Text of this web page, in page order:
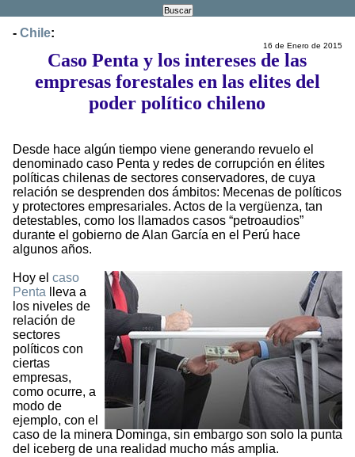
- Chile:
16 de Enero de 2015
Caso Penta y los intereses de las
empresas forestales en las elites del
poder político chileno
Desde hace algún tiempo viene generando revuelo el
denominado caso Penta y redes de corrupción en élites
políticas chilenas de sectores conservadores, de cuya
relación se desprenden dos ámbitos: Mecenas de políticos
y protectores empresariales. Actos de la vergüenza, tan
detestables, como los llamados casos “petroaudios”
durante el gobierno de Alan García en el Perú hace
algunos años.
Hoy el caso
Penta lleva a
los niveles de
relación de
sectores
políticos con
ciertas
empresas,
como ocurre, a
modo de
ejemplo, con el
caso de la minera Dominga, sin embargo son solo la punta
del iceberg de una realidad mucho más amplia.